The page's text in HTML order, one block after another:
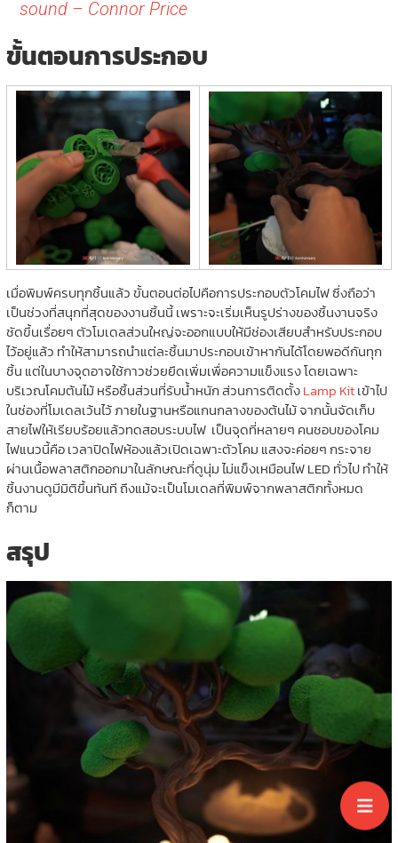
sound – Connor Price
ขั้นตอนการประกอบ
เมื่อพิมพ์ครบทุกชิ้นแล้ว ขั้นตอนต่อไปคือการประกอบตัวโคมไฟ ซึ่งถือว่า
เป็นช่วงที่สนุกที่สุดของงานชิ้นนี้ เพราะจะเริ่มเห็นรูปร่างของชิ้นงานจริง
ชัดขึ้นเรื่อยๆ ตัวโมเดลส่วนใหญ่จะออกแบบให้มีช่องเสียบสำหรับประกอบ
ไว้อยู่แล้ว ทำให้สามารถนำแต่ละชิ้นมาประกอบเข้าหากันได้โดยพอดีกันทุก
ชิ้น แต่ในบางจุดอาจใช้กาวช่วยยึดเพิ่มเพื่อความแข็งแรง โดยเฉพาะ
บริเวณโคมต้นไม้ หรือชิ้นส่วนที่รับน้ำหนัก ส่วนการติดตั้งLamp Kitเข้าไป
ในช่องที่โมเดลเว้นไว้ ภายในฐานหรือแกนกลางของต้นไม้ จากนั้นจัดเก็บ
สายไฟให้เรียบร้อยแล้วทดสอบระบบไฟ เป็นจุดที่หลายๆ คนชอบของโคม
ไฟแนวนี้คือ เวลาปิดไฟห้องแล้วเปิดเฉพาะตัวโคม แสงจะค่อยๆ กระจาย
ผ่านเนื้อพลาสติกออกมาในลักษณะที่ดูนุ่ม ไม่แข็งเหมือนไฟ LED ทั่วไป ทำให้
ชิ้นงานดูมีมิติขึ้นทันที ถึงแม้จะเป็นโมเดลที่พิมพ์จากพลาสติกทั้งหมด
ก็ตาม
สรุป